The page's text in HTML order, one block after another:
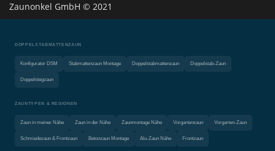
Zaunonkel GmbH © 2021
DOPPELSTABMATTENZAUN
Konfigurator DSM Stabmattenzaun Montage Doppelstabmattenzaun Doppelstab-Zaun
Doppelstegzaun
ZAUNTYPEN & REGIONEN
Zaun in meiner Nähe Zaun in der Nähe Zaunmontage Nähe Vorgartenzaun Vorgarten-Zaun
Schmiedezaun & Frontzaun Betonzaun Montage Alu-Zaun Nähe Frontzaun